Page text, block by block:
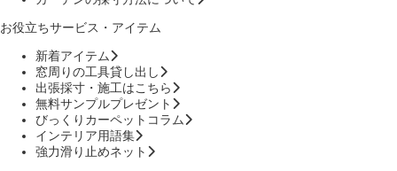
お役立ちサービス・アイテム
新着アイテム
窓周りの工具貸し出し
出張採寸・施工はこちら
無料サンプルプレゼント
びっくりカーペットコラム
インテリア用語集
強力滑り止めネット